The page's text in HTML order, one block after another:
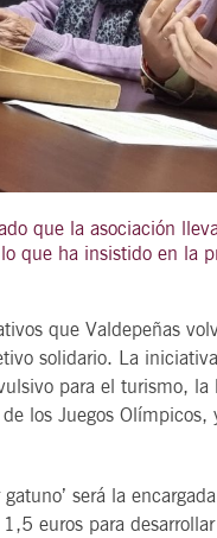
que la asociación
que ha insistido en la
que Valdepeñas
solidario. La
para el turismo,
los Juegos Olímpicos,
gatuno’ será la
euros para
21 agosto, 2026
VIERNES
Jazz”